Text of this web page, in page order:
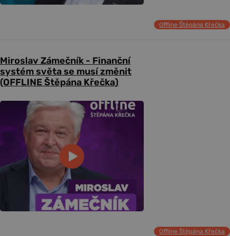
Offline Štěpána Křečka
Miroslav Zámečník - Finanční
systém světa se musí změnit
(OFFLINE Štěpána Křečka)
Offline Štěpána Křečka